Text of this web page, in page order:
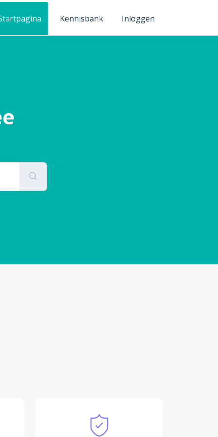
Kennisbank Inloggen